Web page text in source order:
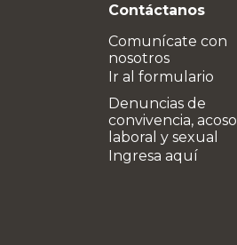
Contáctanos
Comunícate con
nosotros
Ir al formulario
Denuncias de
convivencia, acoso
laboral y sexual
Ingresa aquí